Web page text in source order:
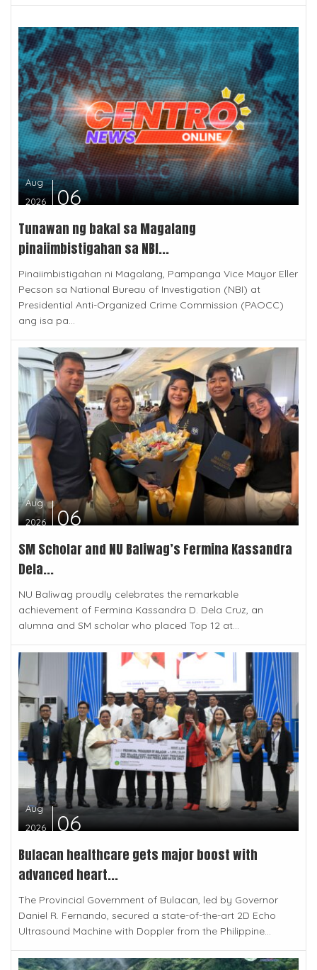
Aug
2026
06
Tunawan ng bakal sa Magalang
pinaiimbistigahan sa NBI...
Pinaiimbistigahan ni Magalang, Pampanga Vice Mayor Eller
Pecson sa National Bureau of Investigation (NBI) at
Presidential Anti-Organized Crime Commission (PAOCC)
ang isa pa...
Aug
2026
06
SM Scholar and NU Baliwag’s Fermina Kassandra
Dela...
NU Baliwag proudly celebrates the remarkable
achievement of Fermina Kassandra D. Dela Cruz, an
alumna and SM scholar who placed Top 12 at...
Aug
2026
06
Bulacan healthcare gets major boost with
advanced heart...
The Provincial Government of Bulacan, led by Governor
Daniel R. Fernando, secured a state-of-the-art 2D Echo
Ultrasound Machine with Doppler from the Philippine...